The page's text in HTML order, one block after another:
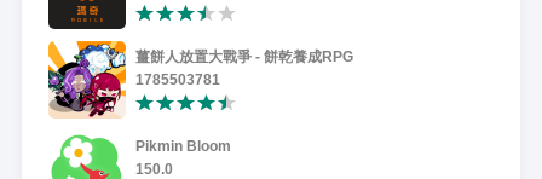
薑餅人放置大戰爭 - 餅乾養成RPG
1785503781
Pikmin Bloom
150.0